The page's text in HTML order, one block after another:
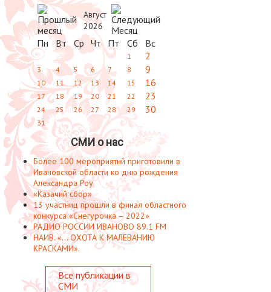
Август
2026
Пн Вт Ср Чт Пт Сб Вс
1 2
3 4 5 6 7 8 9
10 11 12 13 14 15 16
17 18 19 20 21 22 23
24 25 26 27 28 29 30
31
СМИ о нас
Более 100 мероприятий приготовили в
Ивановской области ко дню рождения
Александра Роу
«Казачий сбор»
13 участниц прошли в финал областного
конкурса «Снегурочка – 2022»
РАДИО РОССИИ ИВАНОВО 89.1 FM
НАИВ. «... ОХОТА К МАЛЕВАНИЮ
КРАСКАМИ».
Все публикации в
СМИ